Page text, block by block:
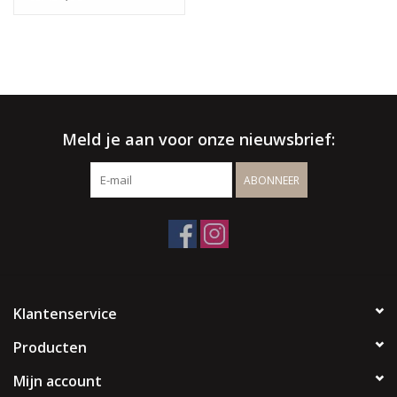
Meld je aan voor onze nieuwsbrief:
ABONNEER
Klantenservice
Producten
Mijn account